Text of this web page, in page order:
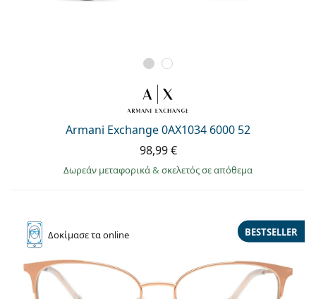
Armani Exchange 0AX1034 6000 52
98,99 €
Δωρεάν μεταφορικά& σκελετός σε απόθεμα
Δοκίμασετα online BESTSELLER